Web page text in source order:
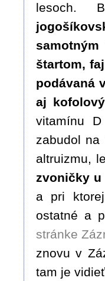
lesoch.
štartom,
podávaná
aj
vitamínu
zabudol na
altruizmu,
zvoničky u
a pri
ostatné a
stránke
znovu v
tam je